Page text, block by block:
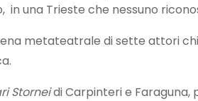
una Trieste che nessuno
metateatrale di sette attori
Storneidi Carpinteri e Faraguna,